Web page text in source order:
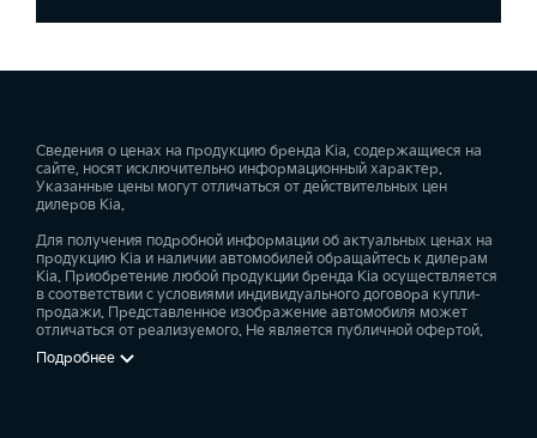
Сведения о ценах на продукцию бренда Kia, содержащиеся на
сайте, носят исключительно информационный характер.
Указанные цены могут отличаться от действительных цен
дилеров Kia.
Для получения подробной информации об актуальных ценах на
продукцию Kia и наличии автомобилей обращайтесь к дилерам
Kia. Приобретение любой продукции бренда Kia осуществляется
в соответствии с условиями индивидуального договора купли-
продажи. Представленное изображение автомобиля может
отличаться от реализуемого. Не является публичной офертой.
Подробнее